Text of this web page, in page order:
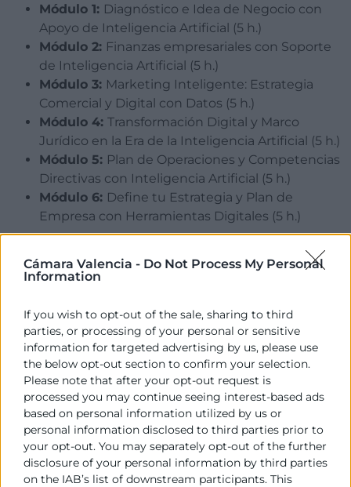
Cámara Valencia - Do Not Process My Personal
Information
If you wish to opt-out of the sale, sharing to third
parties, or processing of your personal or sensitive
information for targeted advertising by us, please use
the below opt-out section to confirm your selection.
Please note that after your opt-out request is
processed you may continue seeing interest-based ads
based on personal information utilized by us or
personal information disclosed to third parties prior to
your opt-out. You may separately opt-out of the further
disclosure of your personal information by third parties
on the IAB’s list of downstream participants. This
Módulo 1: Diagnóstico e Idea de Negocio con
Apoyo de Inteligencia Artificial (5 h.)
Módulo 2: Finanzas empresariales con Soporte
de Inteligencia Artificial (5 h.)
Módulo 3: Marketing Inteligente: Estrategia
Comercial y Digital con Datos (5 h.)
Módulo 4: Transformación Digital y Marco
Jurídico en la Era de la Inteligencia Artificial (5 h.)
Módulo 5: Plan de Operaciones y Competencias
Directivas con Inteligencia Artificial (5 h.)
Módulo 6: Define tu Estrategia y Plan de
Empresa con Herramientas Digitales (5 h.)
ESTRUCTURA DEL CURSO
Diagnósticodel emprendedor en el que se
detecten las necesidades formativas.
Formación especializada adaptada a las
necesidades del entorno económico
Asesoramientopersonalizado, a través de
mentores y técnicos expertos.
Elaboración de unplan de empresa, que
permita evaluar la vialidad, escalar el modelo y
facilitar el acceso a financiación o inversiones.